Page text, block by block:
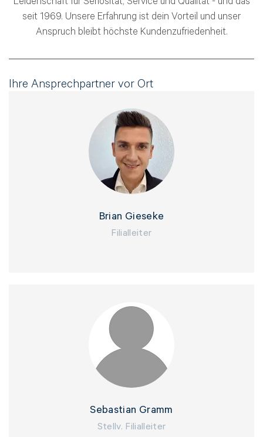
seit 1969. Unsere Erfahrung ist dein Vorteil und unser
Anspruch bleibt höchste Kundenzufriedenheit.
Ihre Ansprechpartner vor Ort
Brian Gieseke
Filialleiter
Sebastian Gramm
Stellv. Filialleiter